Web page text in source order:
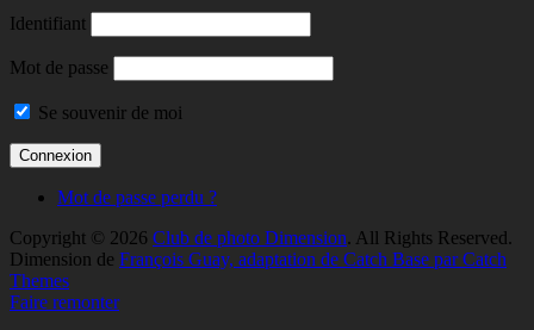
Identifiant
Mot de passe
Se souvenir de moi
Mot de passe perdu ?
Copyright © 2026 Club de photo Dimension. All Rights Reserved.
Dimension de François Guay, adaptation de Catch Base par Catch
Themes
Faire remonter